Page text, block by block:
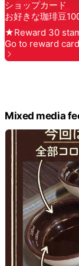
Mixed media